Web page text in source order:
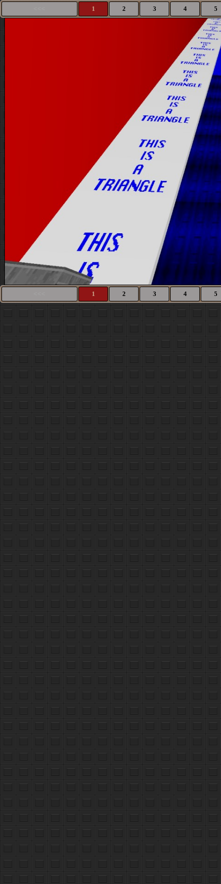
1 2 3 4 5
1 2 3 4 5